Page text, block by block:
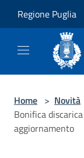
Regione Puglia
Home > Novità
Bonifica
aggiornamento